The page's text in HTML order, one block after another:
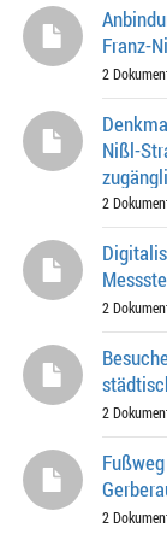
Franz-
2
Nißl-
2
2
2
2